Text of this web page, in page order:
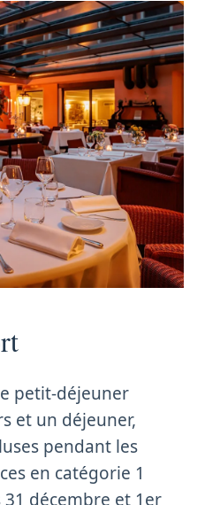
petit-déjeuner
et un déjeuner,
pendant les
en catégorie 1
décembre et 1er